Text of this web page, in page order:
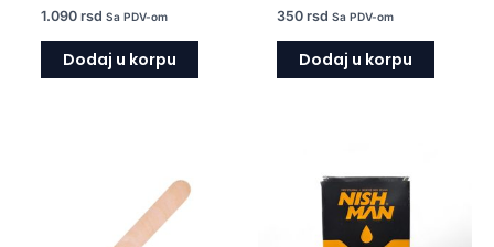
1.090 rsd Sa PDV-om
Dodaj u korpu
350 rsd Sa PDV-om
Dodaj u korpu